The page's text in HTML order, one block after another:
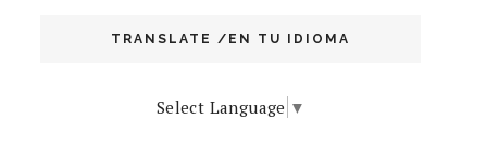
TRANSLATE /EN TU IDIOMA
Select Language ▼